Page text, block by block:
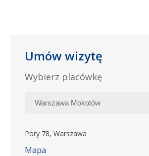
Umów wizytę
Wybierz placówkę
Pory 78, Warszawa
Mapa